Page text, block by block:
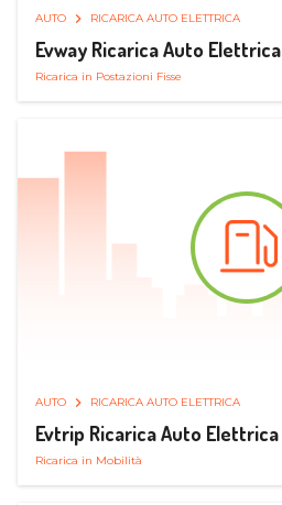
AUTO RICARICA AUTO ELETTRICA
Evway Ricarica Auto Elettrica
Ricarica in Postazioni Fisse
AUTO RICARICA AUTO ELETTRICA
Evtrip Ricarica Auto Elettrica
Ricarica in Mobilità